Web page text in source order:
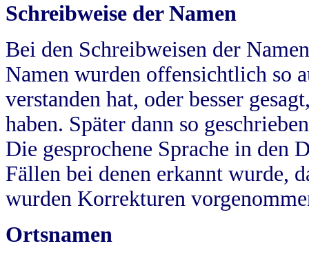
Schreibweise der Namen
Bei den Schreibweisen der
Namen wurden offensichtlich so
verstanden hat, oder besser
haben. Später dann so
Die gesprochene Sprache in
Fällen bei denen erkannt wurde,
wurden Korrekturen
Ortsnamen